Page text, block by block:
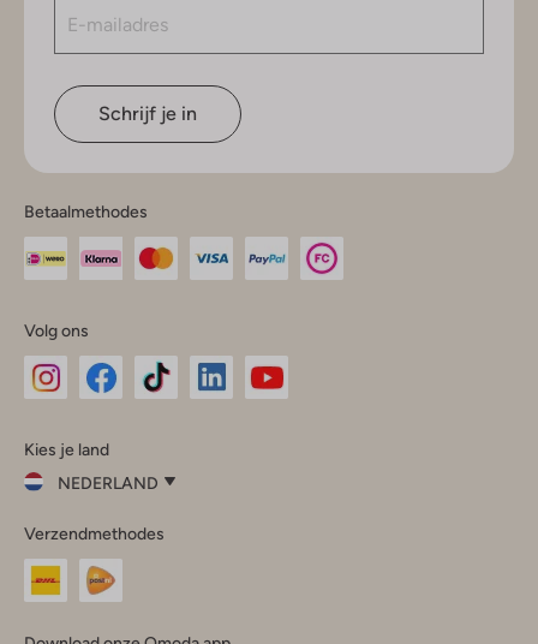
Schrijf je in
Betaalmethodes
Volg ons
InstagramFacebook
Kies je land
NEDERLAND
je
land
Nederland
Verzendmethodes